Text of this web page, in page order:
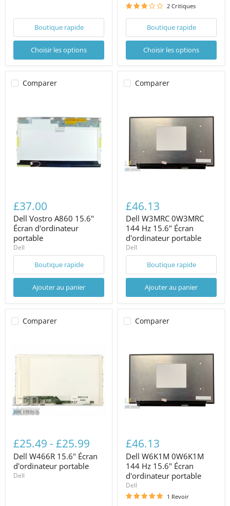
Boutique rapide
Choisir les options
2 Critiques
Boutique rapide
Choisir les options
Comparer
£37.00
Dell Vostro A860 15.6"
Écran d'ordinateur
portable
Dell
Boutique rapide
Ajouter au panier
Comparer
£46.13
Dell W3MRC 0W3MRC
144 Hz 15.6" Écran
d'ordinateur portable
Dell
Boutique rapide
Ajouter au panier
Comparer
£25.49 - £25.99
Dell W466R 15.6" Écran
d'ordinateur portable
Dell
Comparer
£46.13
Dell W6K1M 0W6K1M
144 Hz 15.6" Écran
d'ordinateur portable
Dell
1 Revoir